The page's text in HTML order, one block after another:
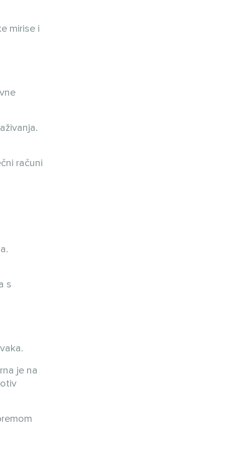
mirise i
računi
s
je na